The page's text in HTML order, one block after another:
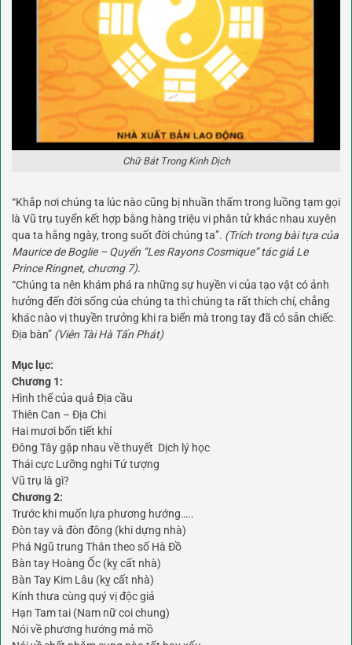
Chữ Bát Trong Kinh Dịch
“Khắp nơi chúng ta lúc nào cũng bị nhuần thấm trong luồng tạm gọi
là Vũ trụ tuyển kết hợp bằng hàng triệu vi phân tử khác nhau xuyên
qua ta hằng ngày, trong suốt đời chúng ta”. (Trích trong bài tựa của
Maurice de Boglie – Quyển “Les Rayons Cosmique” tác giả Le
Prince Ringnet, chương 7).
“Chúng ta nên khám phá ra những sự huyền vi của tạo vật có ảnh
hưởng đến đời sống của chúng ta thì chúng ta rất thích chí, chẳng
khác nào vị thuyền trưởng khi ra biển mà trong tay đã có sẵn chiếc
Địa bàn” (Viên Tài Hà Tấn Phát)
Mục lục:
Chương 1:
Hình thể của quả Địa cầu
Thiên Can – Địa Chi
Hai mươi bốn tiết khí
Đông Tây gặp nhau về thuyết Dịch lý học
Thái cực Lưỡng nghi Tứ tượng
Vũ trụ là gì?
Chương 2:
Trước khi muốn lựa phương hướng…..
Đòn tay và đòn đông (khi dựng nhà)
Phá Ngũ trung Thân theo số Hà Đồ
Bàn tay Hoàng Ốc (kỵ cất nhà)
Bàn Tay Kim Lâu (kỵ cất nhà)
Kính thưa cùng quý vị độc giả
Hạn Tam tai (Nam nữ coi chung)
Nói về phương hướng mả mồ